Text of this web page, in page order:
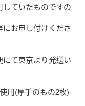
ていたものですの
お申し付けくださ
て東京より発送い
用(厚手のもの2枚)